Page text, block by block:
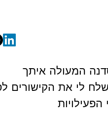
המעולה איתך
הפעילויות